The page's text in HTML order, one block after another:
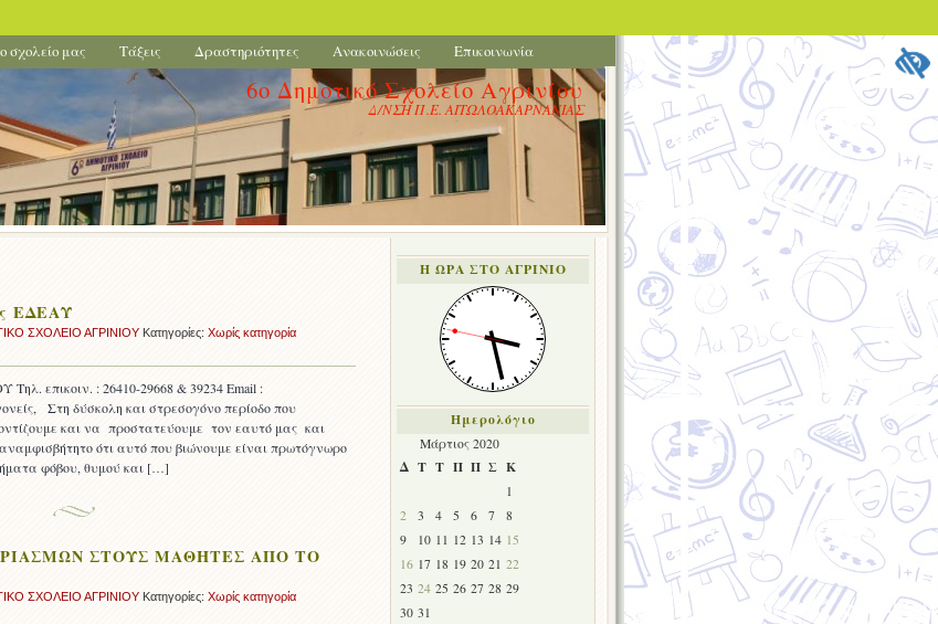
σχολείο μας Τάξεις Δραστηριότητες Ανακοινώσεις Επικοινωνία
6ο Δημοτικό Σχολείο Αγρινίου
Δ/ΝΣΗ Π.Ε. ΑΙΤΩΛΟΑΚΑΡΝΑΝΙΑΣ
ΕΔΕΑΥ
ΣΧΟΛΕΙΟ ΑΓΡΙΝΙΟΥ Κατηγορίες: Χωρίς κατηγορία
επικοιν. : 26410-29668 & 39234 Email :
Στη δύσκολη και στρεσογόνο περίοδο που
και να προστατεύουμε τον εαυτό μας και
ότι αυτό που βιώνουμε είναι πρωτόγνωρο
φόβου, θυμού και […]
ΣΤΟΥΣ ΜΑΘΗΤΕΣ ΑΠΟ ΤΟ
ΣΧΟΛΕΙΟ ΑΓΡΙΝΙΟΥ Κατηγορίες: Χωρίς κατηγορία
Η ΩΡΑ ΣΤΟ ΑΓΡΙΝΙΟ
Ημερολόγιο
Μάρτιος 2020
Δ Τ Τ Π Π Σ Κ
1
2
3 4 5 6 7
8
9
10 11 12 13 14 15
16 17 18 19 20 21 22
23 24 25 26 27 28 29
30 31